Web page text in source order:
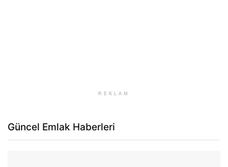
REKLAM
Güncel Emlak Haberleri